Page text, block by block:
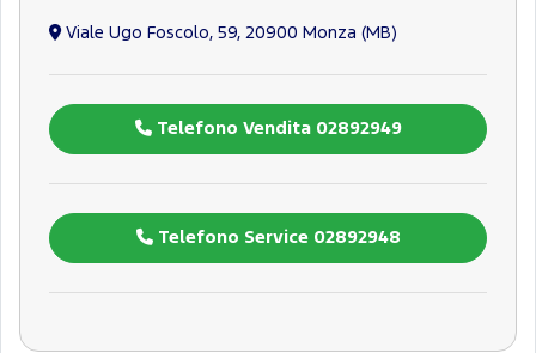
Viale Ugo Foscolo, 59, 20900 Monza (MB)
Telefono Vendita 02892949
Telefono Service 02892948